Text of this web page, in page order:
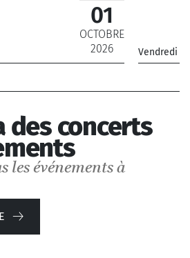
01
OCTOBRE
2026
Vendredi
France
des concerts
les événements à